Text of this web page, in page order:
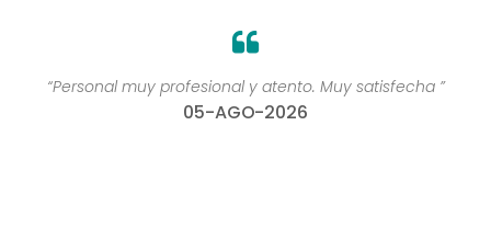
“Personal muy profesional y atento. Muy satisfecha ”
05-AGO-2026